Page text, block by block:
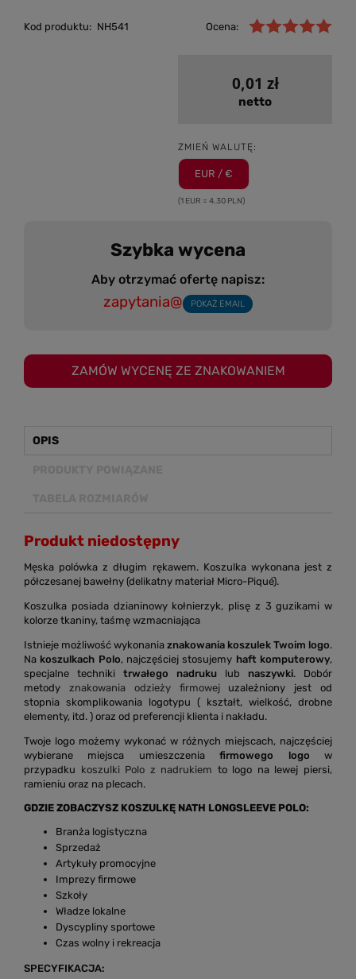
Kod produktu: NH541 Ocena:
0,01 zł
netto
ZMIEŃ WALUTĘ:
EUR / €
(1 EUR = 4.30 PLN)
Szybka wycena
Aby otrzymać ofertę napisz:
zapytania@ POKAŻ EMAIL
ZAMÓW WYCENĘ ZE ZNAKOWANIEM
OPIS
Produkt niedostępny
Męska polówka z długim rękawem. Koszulka wykonana jest z
półczesanej bawełny (delikatny materiał Micro-Piqué).
Koszulka posiada dzianinowy kołnierzyk, plisę z 3 guzikami w
kolorze tkaniny, taśmę wzmacniająca
Istnieje możliwość wykonania znakowania koszulek Twoim logo.
Na koszulkach Polo, najczęściej stosujemy haft komputerowy,
specjalne techniki trwałego nadruku lub naszywki. Dobór
metody znakowania odzieży firmowejuzależniony jest od
stopnia skomplikowania logotypu ( kształt, wielkość, drobne
elementy, itd. ) oraz od preferencji klienta i nakładu.
Twoje logo możemy wykonać w różnych miejscach, najczęściej
wybierane miejsca umieszczeniafirmowego logo w
przypadku koszulki Polo z nadrukiem to logo na lewej piersi,
ramieniu oraz na plecach.
GDZIE ZOBACZYSZ KOSZULKĘ NATH LONGSLEEVE POLO:
Branża logistyczna
Sprzedaż
Artykuły promocyjne
Imprezy firmowe
Szkoły
Władze lokalne
Dyscypliny sportowe
Czas wolny i rekreacja
SPECYFIKACJA: